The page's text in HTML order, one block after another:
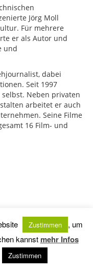
Jörg Moll
Für mehrere
er als Autor und
und
dabei
Seit 1997
Neben privaten
arbeitet er auch
Seine Filme
16 Film- und
Zustimmen
, um
kannst mehr Infos
Zustimmen